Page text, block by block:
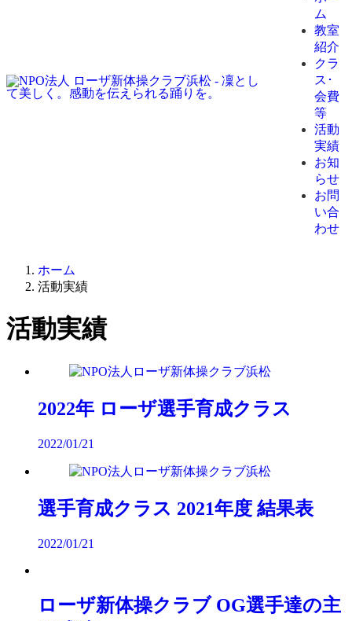
ム
教室
紹介
クラ
ス･
会費
等
活動
実績
お知
らせ
お問
い合
わせ
ホーム
活動実績
活動実績
2022年 ローザ選手育成クラス
2022/01/21
選手育成クラス 2021年度 結果表
2022/01/21
ローザ新体操クラブ OG選手達の主